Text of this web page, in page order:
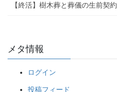
【終活】樹木葬と葬儀の生前契約
メタ情報
ログイン
投稿フィード